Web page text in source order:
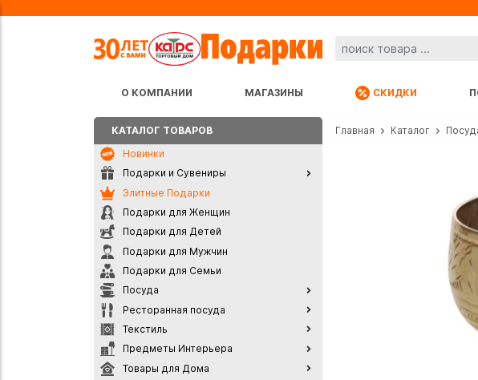
О КОМПАНИИ МАГАЗИНЫ СКИДКИ
КАТАЛОГ ТОВАРОВ
Новинки
Подарки и Сувениры
Элитные Подарки
Подарки для Женщин
Подарки для Детей
Подарки для Мужчин
Подарки для Семьи
Посуда
Ресторанная посуда
Текстиль
Предметы Интерьера
Товары для Дома
Главная Каталог